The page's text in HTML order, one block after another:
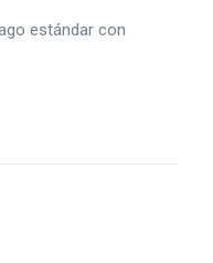
estándar con